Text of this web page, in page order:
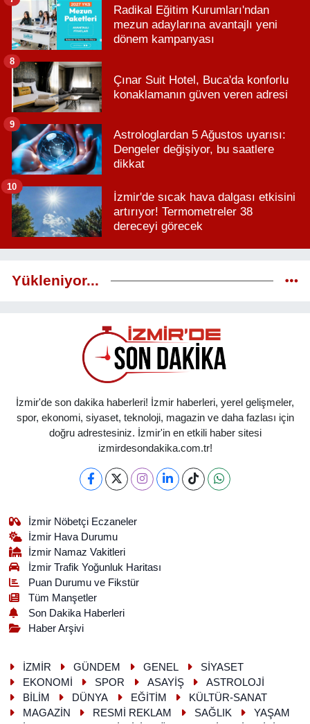
Radikal Eğitim Kurumları'ndan
mezun adaylarına avantajlı yeni
dönem kampanyası
Çınar Suit Hotel, Buca'da konforlu
konaklamanın güven veren adresi
8
Astrologlardan 5 Ağustos uyarısı:
Dengeler değişiyor, bu saatlere
dikkat
9
İzmir'de sıcak hava dalgası etkisini
artırıyor! Termometreler 38
dereceyi görecek
10
Yükleniyor...
İzmir'de son dakika haberleri! İzmir haberleri, yerel gelişmeler,
spor, ekonomi, siyaset, teknoloji, magazin ve daha fazlası için
doğru adrestesiniz. İzmir'in en etkili haber sitesi
izmirdesondakika.com.tr!
İzmir Nöbetçi Eczaneler
İzmir Hava Durumu
İzmir Namaz Vakitleri
İzmir Trafik Yoğunluk Haritası
Puan Durumu ve Fikstür
Tüm Manşetler
Son Dakika Haberleri
Haber Arşivi
İZMİR GÜNDEM GENEL
SİYASET
EKONOMİ
SPOR ASAYİŞ
ASTROLOJİ
BİLİM
DÜNYA EĞİTİM
KÜLTÜR-SANAT
MAGAZİN
RESMİ REKLAM SAĞLIK
YAŞAM